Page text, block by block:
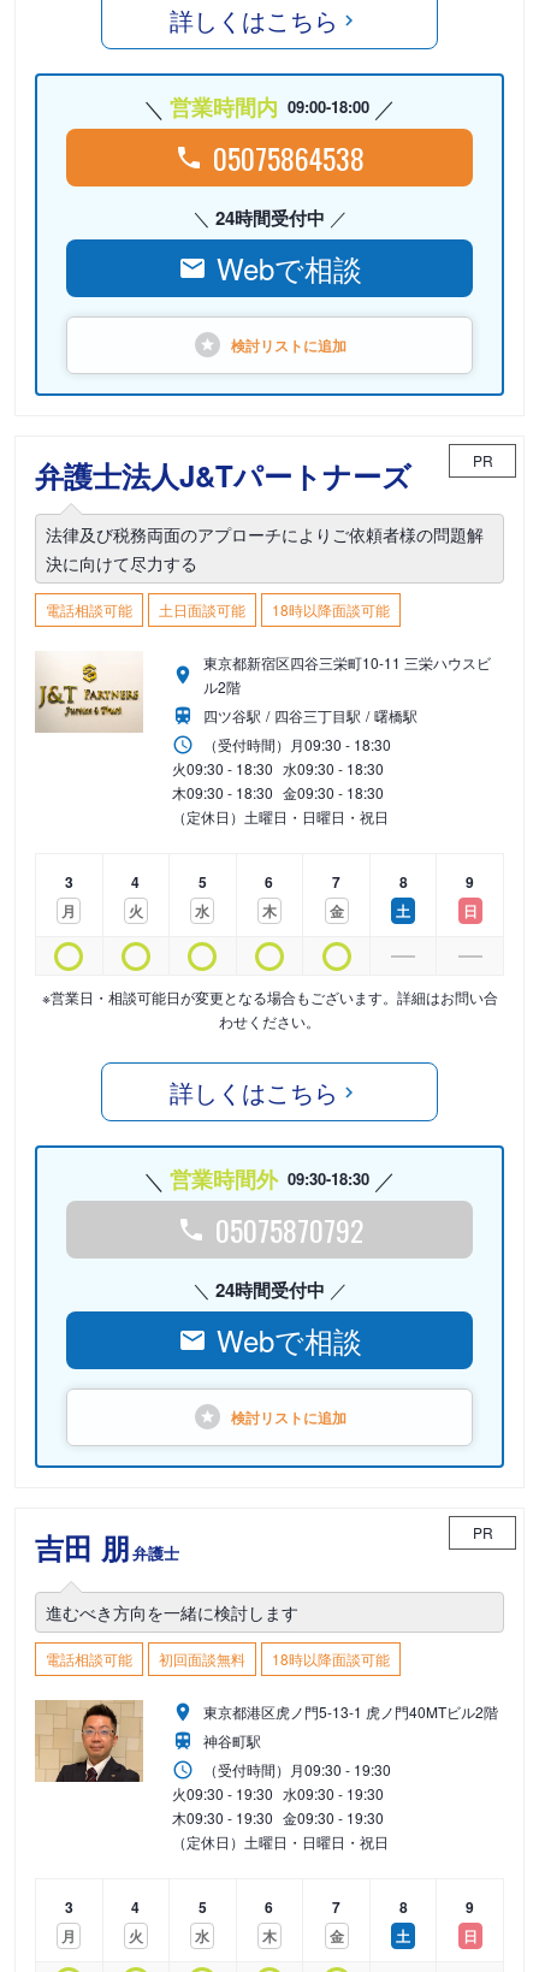
詳しくはこちら
営業時間内 09:00-18:00
05075864538
24時間受付中
Webで相談
検討リストに追加
弁護士法人J&Tパートナーズ PR
法律及び税務両面のアプローチによりご依頼者様の問題解
決に向けて尽力する
電話相談可能 土日面談可能 18時以降面談可能
東京都新宿区四谷三栄町10-11 三栄ハウスビ
ル2階
四ツ谷駅
四谷三丁目駅
曙橋駅
（受付時間） 月09:30 - 18:30
火09:30 - 18:30 水09:30 - 18:30
木09:30 - 18:30 金09:30 - 18:30
（定休日）土曜日・日曜日・祝日
3
月
4
火
5
水
6
木
7
金
8
土
9
日
※営業日・相談可能日が変更となる場合もございます。詳細はお問い合
わせください。
詳しくはこちら
営業時間外 09:30-18:30
05075870792
24時間受付中
Webで相談
検討リストに追加
吉田 朋弁護士
PR
進むべき方向を一緒に検討します
電話相談可能 初回面談無料 18時以降面談可能
東京都港区虎ノ門5-13-1 虎ノ門40MTビル2階
神谷町駅
（受付時間） 月09:30 - 19:30
火09:30 - 19:30 水09:30 - 19:30
木09:30 - 19:30 金09:30 - 19:30
（定休日）土曜日・日曜日・祝日
3
月
4
火
5
水
6
木
7
金
8
土
9
日